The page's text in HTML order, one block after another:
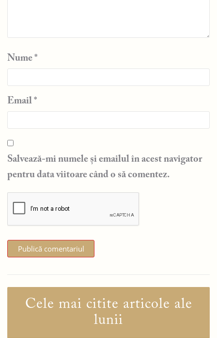
Nume *
Email *
Salvează-mi numele și emailul în acest navigator
pentru data viitoare când o să comentez.
Cele mai citite articole ale
lunii